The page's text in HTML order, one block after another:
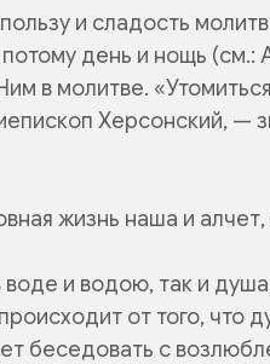
и сладость
день и нощь (см.:
в молитве.
Херсонский, —
жизнь наша и
и водою, так и
от того, что
беседовать с